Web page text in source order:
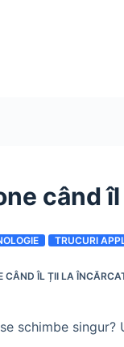
când
TRUCURI
CÂND ÎL ȚII LA
schimbe